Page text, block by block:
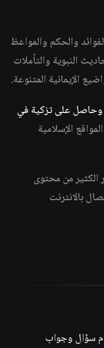
والحكم والمواعظ
النبوية والتأملات
الإيمانية المتنوعة.
وحاصل على تزكية في
الإسلامية
الكثير من محتوى
بالانترنت
سؤال وجواب